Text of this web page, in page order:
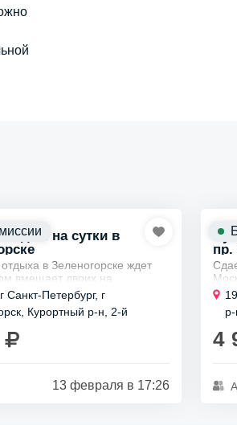
дом на сутки в
в Зеленогорске ждет
вмещает двоих на
диване. Не подходит для
или семей с детьми,
соблюдать...
Санкт-Петербург, г
Курортный р-н, 2-й
13 февраля в 17:26
пр.
В
4